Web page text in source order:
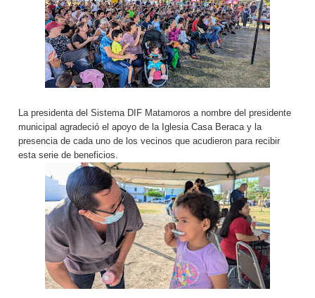
La presidenta del Sistema DIF Matamoros a nombre del presidente
municipal agradeció el apoyo de la Iglesia Casa Beraca y la
presencia de cada uno de los vecinos que acudieron para recibir
esta serie de beneficios.